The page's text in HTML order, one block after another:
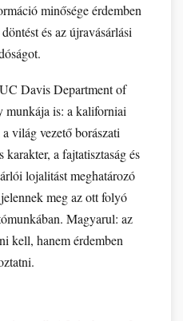
minősége érdemben
és az újravásárlási
Davis Department of
is: a kaliforniai
világ vezető borászati
a fajtatisztaság és
lojalitást meghatározó
meg az ott folyó
Magyarul: az
kell, hanem érdemben